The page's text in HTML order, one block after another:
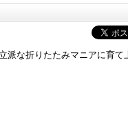
派な折りたたみマニアに育て